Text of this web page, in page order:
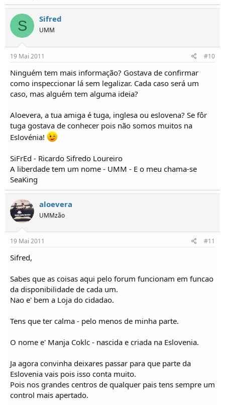
S Sifred
UMM
19 Mai 2011 #10
Ninguém tem mais informação? Gostava de confirmar
como inspeccionar lá sem legalizar. Cada caso será um
caso, mas alguém tem alguma ideia?
Aloevera, a tua amiga é tuga, inglesa ou eslovena? Se fôr
tuga gostava de conhecer pois não somos muitos na
Eslovénia!
SiFrEd - Ricardo Sifredo Loureiro
A liberdade tem um nome - UMM - E o meu chama-se
SeaKing
aloevera
UMMzão
19 Mai 2011 #11
Sifred,
Sabes que as coisas aqui pelo forum funcionam em funcao
da disponibilidade de cada um.
Nao e' bem a Loja do cidadao.
Tens que ter calma - pelo menos de minha parte.
O nome e' Manja Coklc - nascida e criada na Eslovenia.
Ja agora convinha deixares passar para que parte da
Eslovenia vais pois isso conta muito.
Pois nos grandes centros de qualquer pais tens sempre um
control mais apertado.